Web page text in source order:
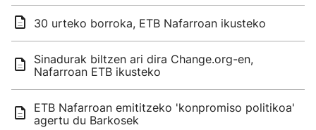
30 urteko borroka, ETB Nafarroan ikusteko
Sinadurak biltzen ari dira Change.org-en,
Nafarroan ETB ikusteko
ETB Nafarroan emititzeko 'konpromiso politikoa'
agertu du Barkosek